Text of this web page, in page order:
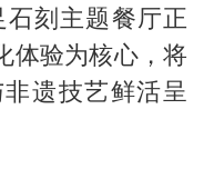
刻主题餐厅正
体验为核心，将
遗技艺鲜活呈